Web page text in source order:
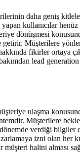
daha geniş
kullanıcılar
dönüşmesi
getirir. Müşterilere
fikirler ortaya
lead
ulaşma
Müşterilere
verdiği
izni olan her
halini alması